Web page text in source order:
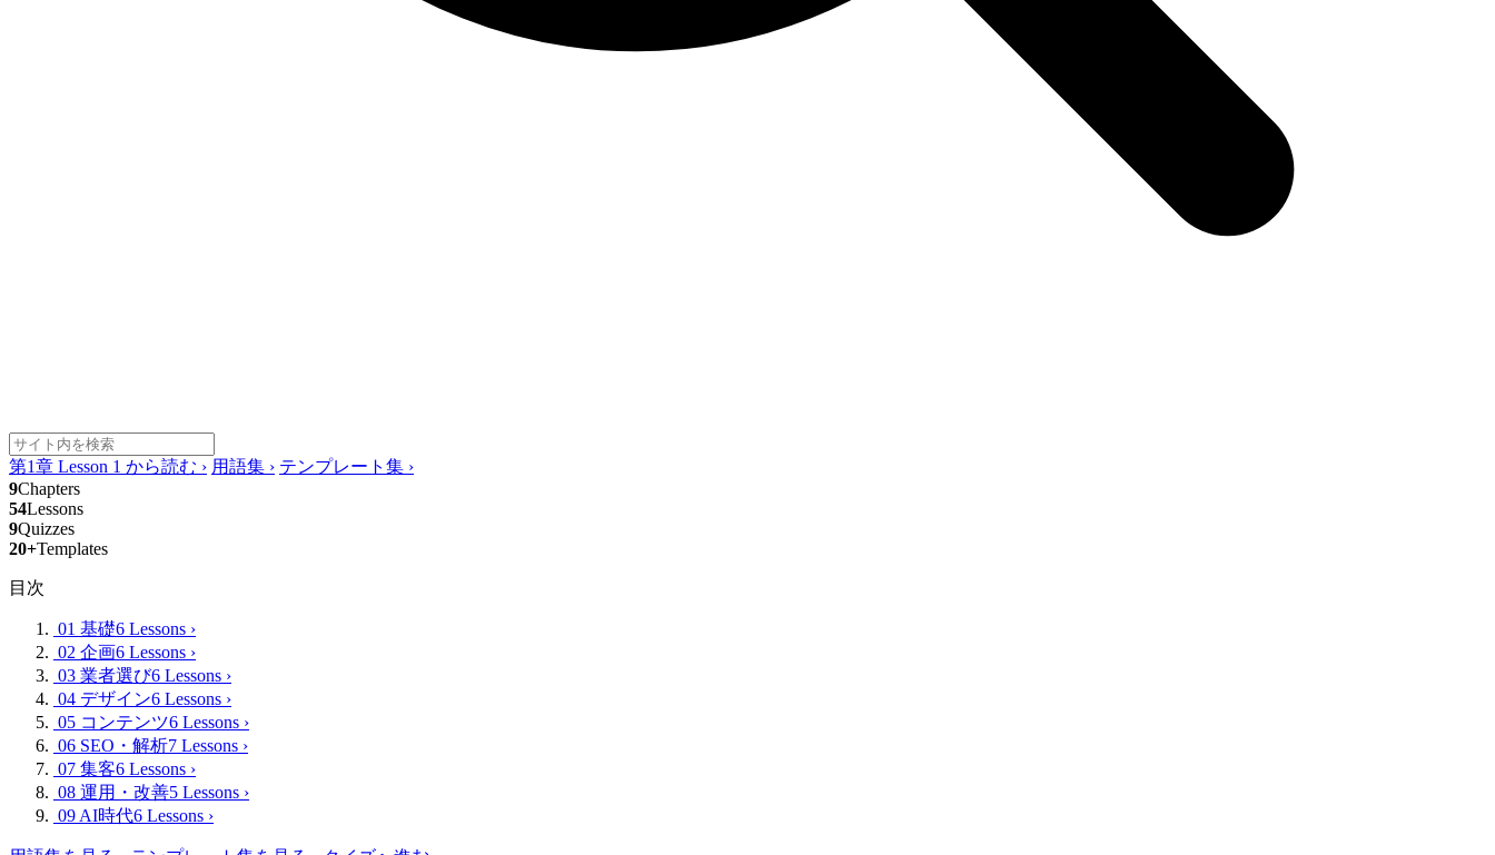
第1章 Lesson 1 から読む › 用語集 › テンプレート集 ›
9Chapters
54Lessons
9Quizzes
20+Templates
目次
01 基礎6 Lessons ›
02 企画6 Lessons ›
03 業者選び6 Lessons ›
04 デザイン6 Lessons ›
05 コンテンツ6 Lessons ›
06 SEO・解析7 Lessons ›
07 集客6 Lessons ›
08 運用・改善5 Lessons ›
09 AI時代6 Lessons ›